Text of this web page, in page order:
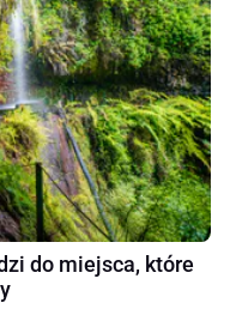
do miejsca, które